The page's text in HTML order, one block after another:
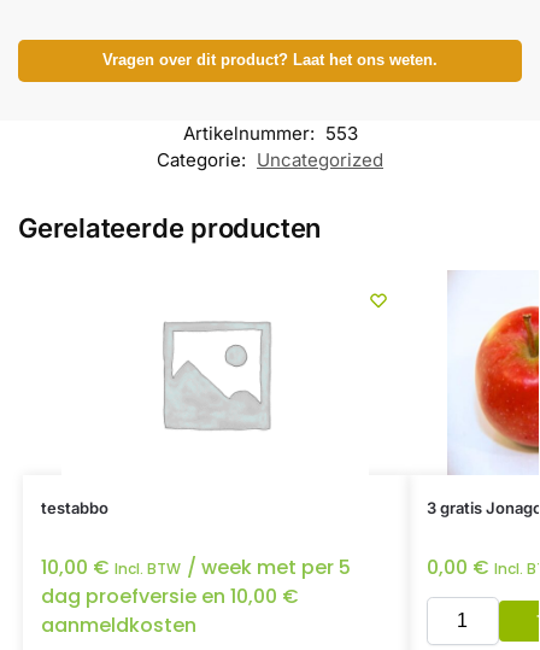
Vragen over dit product? Laat het ons weten.
Artikelnummer: 553
Categorie: Uncategorized
Gerelateerde producten
testabbo
10,00 € Incl. BTW / week met per 5
dag proefversie en 10,00 €
aanmeldkosten
3 gratis
0,00 € Incl.